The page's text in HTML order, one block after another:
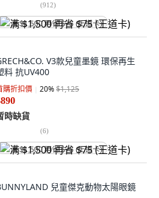
(912)
满 $1,500 再省 $75 (王道卡)
V3款兒童墨鏡 環保再生
料 抗UV400
購折扣價 20%$1,125
時缺貨
(6)
满 $1,500 再省 $75 (王道卡)
兒童傑克動物太陽眼鏡